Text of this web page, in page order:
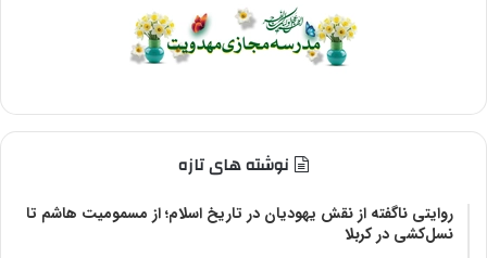
نوشته های تازه
روایتی ناگفته از نقش یهودیان در تاریخ اسلام؛ از مسمومیت هاشم تا
نسل‌کشی در کربلا